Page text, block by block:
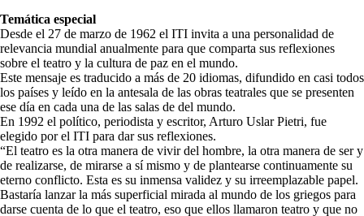
Temática especial
Desde el 27 de marzo de 1962 el ITI invita a una personalidad de
relevancia mundial anualmente para que comparta sus reflexiones
sobre el teatro y la cultura de paz en el mundo.
Este mensaje es traducido a más de 20 idiomas, difundido en casi todos
los países y leído en la antesala de las obras teatrales que se presenten
ese día en cada una de las salas de del mundo.
En 1992 el político, periodista y escritor, Arturo Uslar Pietri, fue
elegido por el ITI para dar sus reflexiones.
“El teatro es la otra manera de vivir del hombre, la otra manera de ser y
de realizarse, de mirarse a sí mismo y de plantearse continuamente su
eterno conflicto. Esta es su inmensa validez y su irreemplazable papel.
Bastaría lanzar la más superficial mirada al mundo de los griegos para
darse cuenta de lo que el teatro, eso que ellos llamaron teatro y que no